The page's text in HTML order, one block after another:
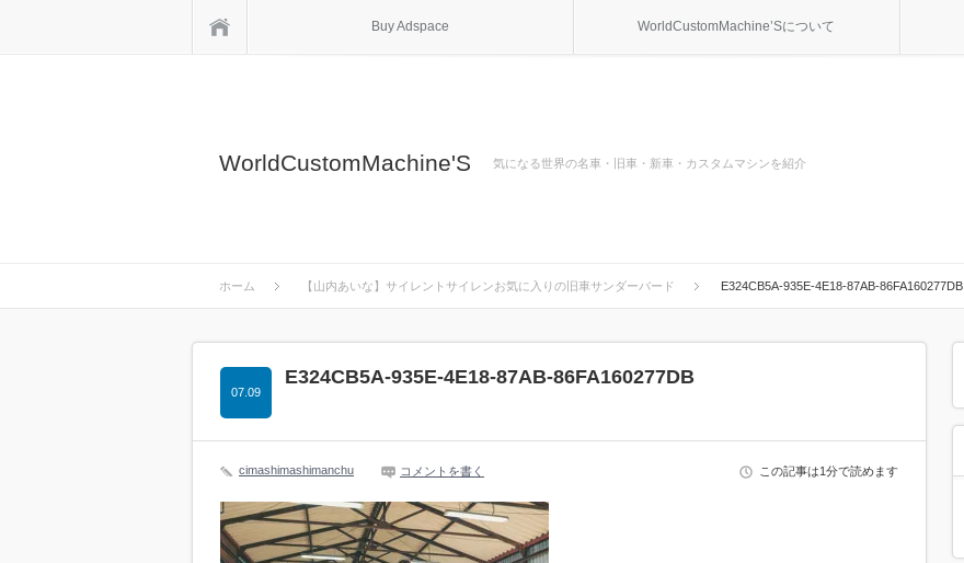
Buy Adspace WorldCustomMachine’Sについて
WorldCustomMachine'S 気になる世界の名車・旧車・新車・カスタムマシンを紹介
ホーム 【山内あいな】サイレントサイレンお気に入りの旧車サンダーバード E324CB5A-935E-4E18-87AB-86FA160277DB
E324CB5A-935E-4E18-87AB-86FA160277DB
07.09
cimashimashimanchu コメントを書く この記事は1分で読めます